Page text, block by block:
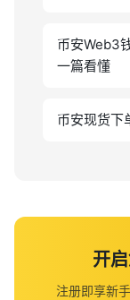
币安Web3
一篇看懂
币安现货下
开
注册即享新